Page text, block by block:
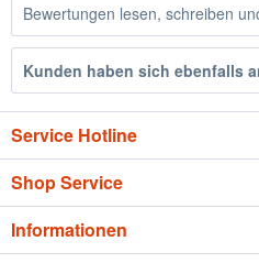
Bewertungen lesen, schreiben
Kunden haben sich ebenfalls
Service Hotline
Shop Service
Informationen